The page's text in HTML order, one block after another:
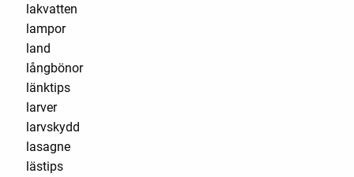
lakvatten
lampor
land
långbönor
länktips
larver
larvskydd
lasagne
lästips